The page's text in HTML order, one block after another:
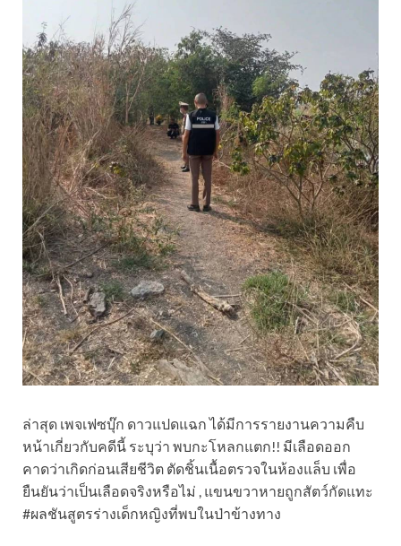
ล่าสุด เพจเฟซบุ๊ก ดาวแปดแฉก ได้มีการรายงานความคืบ
หน้าเกี่ยวกับคดีนี้ ระบุว่า พบกะโหลกแตก!! มีเลือดออก
คาดว่าเกิดก่อนเสียชีวิต ตัดชิ้นเนื้อตรวจในห้องแล็บ เพื่อ
ยืนยันว่าเป็นเลือดจริงหรือไม่ , แขนขวาหายถูกสัตว์กัดแทะ
#ผลชันสูตรร่างเด็กหญิงที่พบในป่าข้างทาง